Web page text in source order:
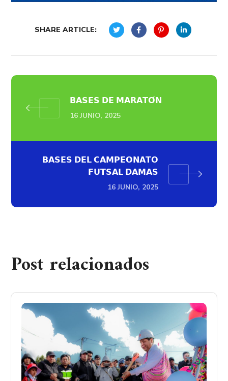
SHARE ARTICLE:
𝗕𝗔𝗦𝗘𝗦 𝗗𝗘 𝗠𝗔𝗥𝗔𝗧𝗢́𝗡
16 JUNIO, 2025
𝗕𝗔𝗦𝗘𝗦 𝗗𝗘𝗟 𝗖𝗔𝗠𝗣𝗘𝗢𝗡𝗔𝗧𝗢
𝗙𝗨𝗧𝗦𝗔𝗟 𝗗𝗔𝗠𝗔𝗦
16 JUNIO, 2025
Post relacionados